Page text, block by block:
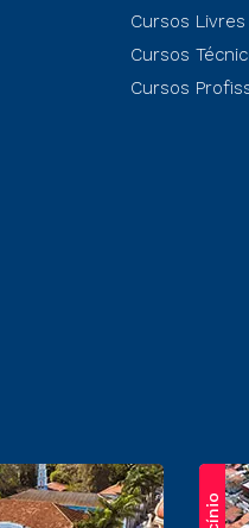
Cursos Livres
Cursos
Cursos